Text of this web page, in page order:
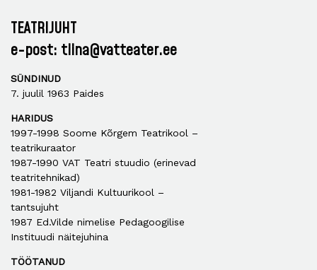
TEATRIJUHT
e-post: tiina@vatteater.ee
SÜNDINUD
7. juulil 1963 Paides
HARIDUS
1997-1998 Soome Kõrgem Teatrikool –
teatrikuraator
1987-1990 VAT Teatri stuudio (erinevad
teatritehnikad)
1981-1982 Viljandi Kultuurikool –
tantsujuht
1987 Ed.Vilde nimelise Pedagoogilise
Instituudi näitejuhina
TÖÖTANUD